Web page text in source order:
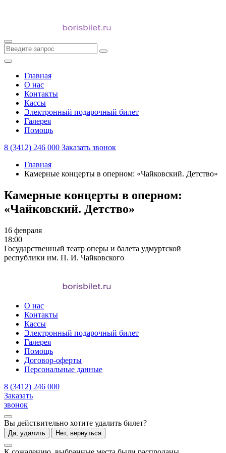
Главная
О нас
Контакты
Кассы
Электронный подарочный билет
Галерея
Помощь
8 (3412) 246 000 Заказать звонок
Главная
Камерные концерты в оперном: «Чайковский. Детство»
Камерные концерты в оперном:
«Чайковский. Детство»
16 февраля
18:00
Государственный театр оперы и балета удмуртской
республики им. П. И. Чайковского
О нас
Контакты
Кассы
Электронный подарочный билет
Галерея
Помощь
Договор-оферты
Персональные данные
8 (3412) 246 000
Заказать
звонок
Вы действительно хотите удалить билет?
Да, удалить Нет, вернуться